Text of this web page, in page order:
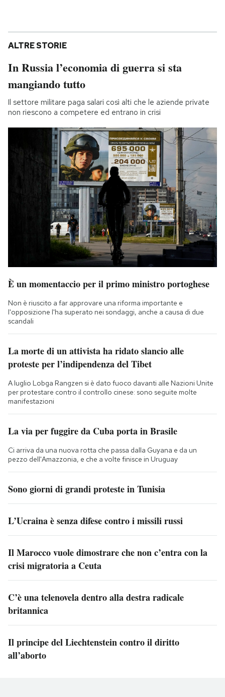
ALTRE STORIE
In Russia l’economia di guerra si sta
mangiando tutto
Il settore militare paga salari così alti che le aziende private
non riescono a competere ed entrano in crisi
È un momentaccio per il primo ministro portoghese
Non è riuscito a far approvare una riforma importante e
l'opposizione l'ha superato nei sondaggi, anche a causa di due
scandali
La morte di un attivista ha ridato slancio alle
proteste per l’indipendenza del Tibet
A luglio Lobga Rangzen si è dato fuoco davanti alle Nazioni Unite
per protestare contro il controllo cinese: sono seguite molte
manifestazioni
La via per fuggire da Cuba porta in Brasile
Ci arriva da una nuova rotta che passa dalla Guyana e da un
pezzo dell'Amazzonia, e che a volte finisce in Uruguay
Sono giorni di grandi proteste in Tunisia
L’Ucraina è senza difese contro i missili russi
Il Marocco vuole dimostrare che non c’entra con la
crisi migratoria a Ceuta
C’è una telenovela dentro alla destra radicale
britannica
Il principe del Liechtenstein contro il diritto
all’aborto